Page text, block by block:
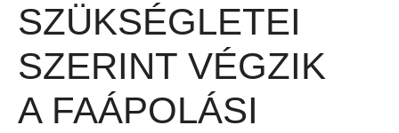
SZÜKSÉGLETEI
SZERINT VÉGZIK
A FAÁPOLÁSI